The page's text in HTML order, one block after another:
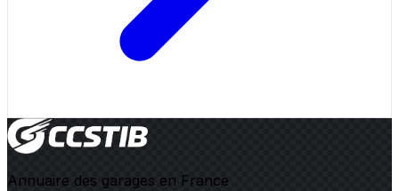
Annuaire des garages en France